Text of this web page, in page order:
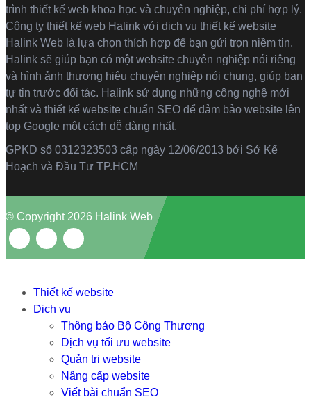
trình thiết kế web khoa học và chuyên nghiệp, chi phí hợp lý.
Công ty thiết kế web Halink với dịch vụ thiết kế website
Halink Web là lựa chọn thích hợp để bạn gửi trọn niềm tin.
Halink sẽ giúp bạn có một website chuyên nghiệp nói riêng
và hình ảnh thương hiệu chuyên nghiệp nói chung, giúp bạn
tự tin trước đối tác. Halink sử dụng những công nghệ mới
nhất và thiết kế website chuẩn SEO để đảm bảo website lên
top Google một cách dễ dàng nhất.
GPKD số 0312323503 cấp ngày 12/06/2013 bởi Sở Kế
Hoạch và Đầu Tư TP.HCM
© Copyright 2026 Halink Web
Thiết kế website
Dịch vụ
Thông báo Bộ Công Thương
Dịch vụ tối ưu website
Quản trị website
Nâng cấp website
Viết bài chuẩn SEO